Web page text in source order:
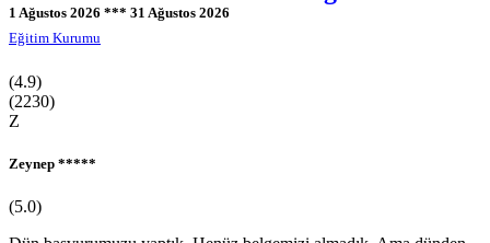
4-6 Yaş Çocuk Eğitimi ve Etkinlikleri Kursu
3-6 Yaş Aile Gelişim Kursu
1 Ağustos 2026 *** 31 Ağustos 2026
Eğitim Kurumu
(4.9)
(2230)
Z
Zeynep *****
(5.0)